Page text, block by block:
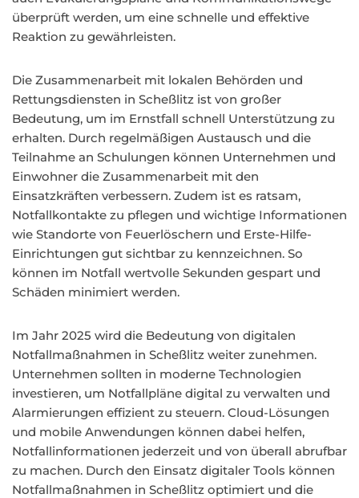
überprüft werden, um eine schnelle und effektive
Reaktion zu gewährleisten.
Die Zusammenarbeit mit lokalen Behörden und
Rettungsdiensten in Scheßlitz ist von großer
Bedeutung, um im Ernstfall schnell Unterstützung zu
erhalten. Durch regelmäßigen Austausch und die
Teilnahme an Schulungen können Unternehmen und
Einwohner die Zusammenarbeit mit den
Einsatzkräften verbessern. Zudem ist es ratsam,
Notfallkontakte zu pflegen und wichtige Informationen
wie Standorte von Feuerlöschern und Erste-Hilfe-
Einrichtungen gut sichtbar zu kennzeichnen. So
können im Notfall wertvolle Sekunden gespart und
Schäden minimiert werden.
Im Jahr 2025 wird die Bedeutung von digitalen
Notfallmaßnahmen in Scheßlitz weiter zunehmen.
Unternehmen sollten in moderne Technologien
investieren, um Notfallpläne digital zu verwalten und
Alarmierungen effizient zu steuern. Cloud-Lösungen
und mobile Anwendungen können dabei helfen,
Notfallinformationen jederzeit und von überall abrufbar
zu machen. Durch den Einsatz digitaler Tools können
Notfallmaßnahmen in Scheßlitz optimiert und die